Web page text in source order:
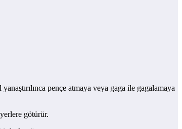
pençe atmaya veya gaga ile gagalamaya
götürür.